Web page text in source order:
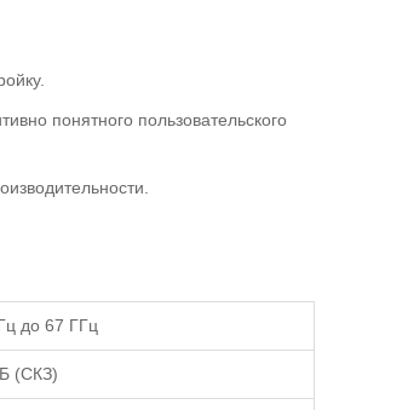
понятного пользовательского
до 67 ГГц
(СКЗ)